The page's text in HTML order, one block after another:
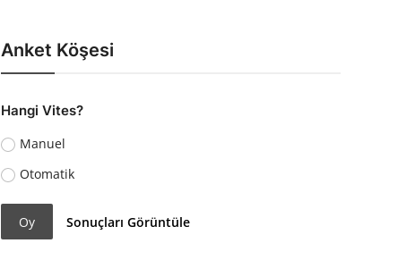
Anket Köşesi
Hangi Vites?
Manuel
Otomatik
Oy Sonuçları Görüntüle